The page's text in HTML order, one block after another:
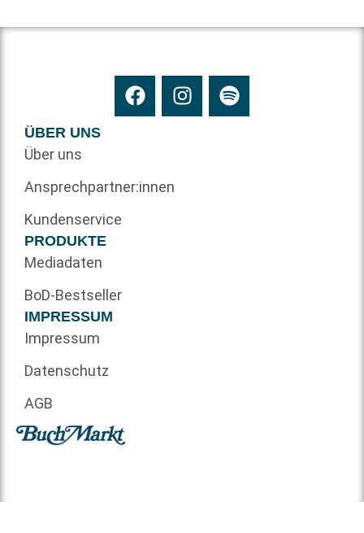
ÜBER UNS
Über uns
Ansprechpartner:innen
Kundenservice
PRODUKTE
Mediadaten
BoD-Bestseller
IMPRESSUM
Impressum
Datenschutz
AGB